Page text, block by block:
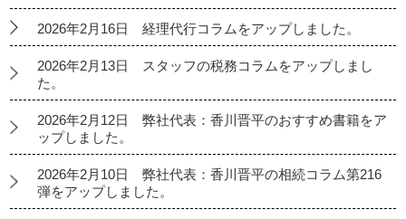
2026年2月16日 経理代行コラムをアップしました。
2026年2月13日 スタッフの税務コラムをアップしまし
た。
2026年2月12日 弊社代表：香川晋平のおすすめ書籍をア
ップしました。
2026年2月10日 弊社代表：香川晋平の相続コラム第216
弾をアップしました。